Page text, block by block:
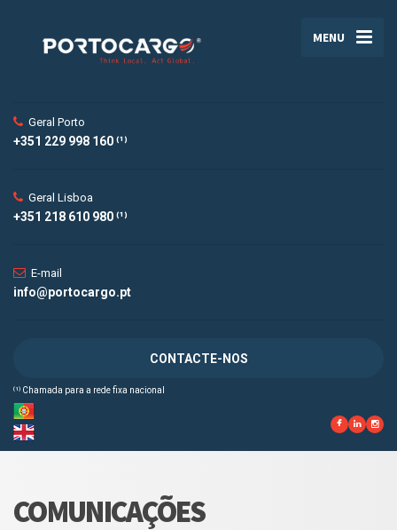
MENU
Geral Porto
+351 229 998 160 ⁽¹⁾
Geral Lisboa
+351 218 610 980 ⁽¹⁾
E-mail
info@portocargo.pt
CONTACTE-NOS
⁽¹⁾ Chamada para a rede fixa nacional
COMUNICAÇÕES